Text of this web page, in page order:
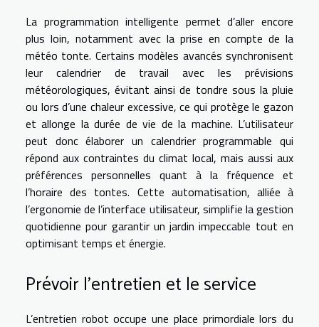
La programmation intelligente permet d’aller encore
plus loin, notamment avec la prise en compte de la
météo tonte. Certains modèles avancés synchronisent
leur calendrier de travail avec les prévisions
météorologiques, évitant ainsi de tondre sous la pluie
ou lors d’une chaleur excessive, ce qui protège le gazon
et allonge la durée de vie de la machine. L’utilisateur
peut donc élaborer un calendrier programmable qui
répond aux contraintes du climat local, mais aussi aux
préférences personnelles quant à la fréquence et
l’horaire des tontes. Cette automatisation, alliée à
l’ergonomie de l’interface utilisateur, simplifie la gestion
quotidienne pour garantir un jardin impeccable tout en
optimisant temps et énergie.
Prévoir l’entretien et le service
L’entretien robot occupe une place primordiale lors du